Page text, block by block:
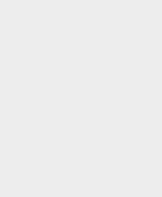
foot accessible à tout le
volleyball
grand-duc Adolphe
locales (voir sous adresses